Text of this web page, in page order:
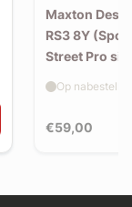
Maxton
RS3 8Y
Street Pro
€59,00
Op